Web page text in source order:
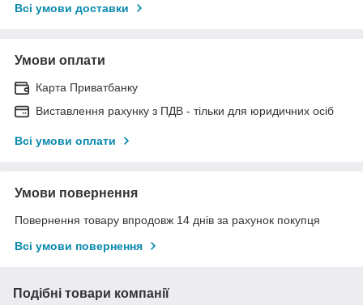
Всі умови доставки
Умови оплати
Карта Приватбанку
Виставлення рахунку з ПДВ - тільки для юридичних осіб
Всі умови оплати
Умови повернення
Повернення товару впродовж 14 днів за рахунок покупця
Всі умови повернення
Подібні товари компанії